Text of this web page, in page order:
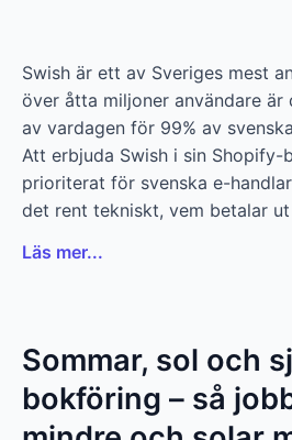
Swish är ett av Sveriges mest
över åtta miljoner användare är
av vardagen för 99% av
Att erbjuda Swish i sin
prioriterat för svenska e-
det rent tekniskt, vem betalar
Läs mer...
Sommar, sol och
bokföring – så